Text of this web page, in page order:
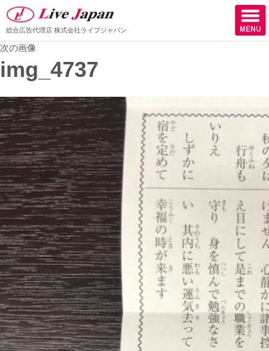
会社情報
スタッフ紹介
取扱媒体
スタッフブログ
サロン様からの声
ケーススタディー
お問い合わせ
総合広告代理店 株式会社ライブジャパン
次の画像
img_4737